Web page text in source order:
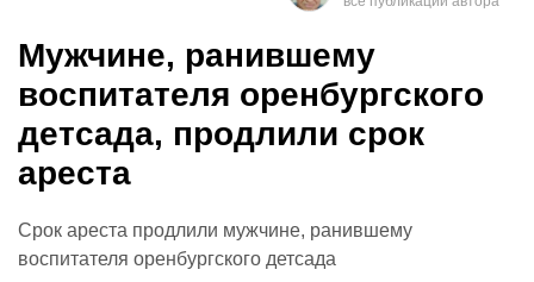
Мужчине, ранившему
воспитателя оренбургского
детсада, продлили срок
ареста
Срок ареста продлили мужчине, ранившему
воспитателя оренбургского детсада